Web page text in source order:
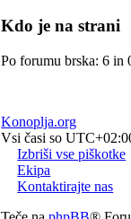
Kdo je na strani
Po forumu brska: 6 in
Konoplja.org
Vsi časi so
Izbriši vse piškotke
Ekipa
Kontaktirajte nas